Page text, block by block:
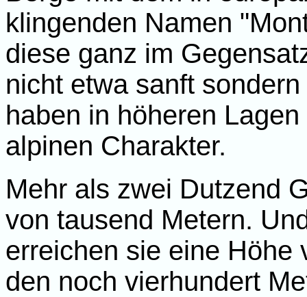
klingenden Namen
diese ganz im
nicht etwa sanft
haben in höheren
alpinen Charakter.
Mehr als zwei Dutzend
von tausend Metern.
erreichen sie eine Höhe
den noch vierhundert